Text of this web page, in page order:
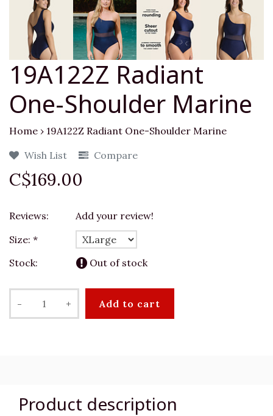
19A122Z Radiant
One-Shoulder Marine
Home › 19A122Z Radiant One-Shoulder Marine
Wish List
Compare
C$169.00
Reviews:
Add your review!
Size: *
Stock:
Out of stock
- + Add to cart
Product description